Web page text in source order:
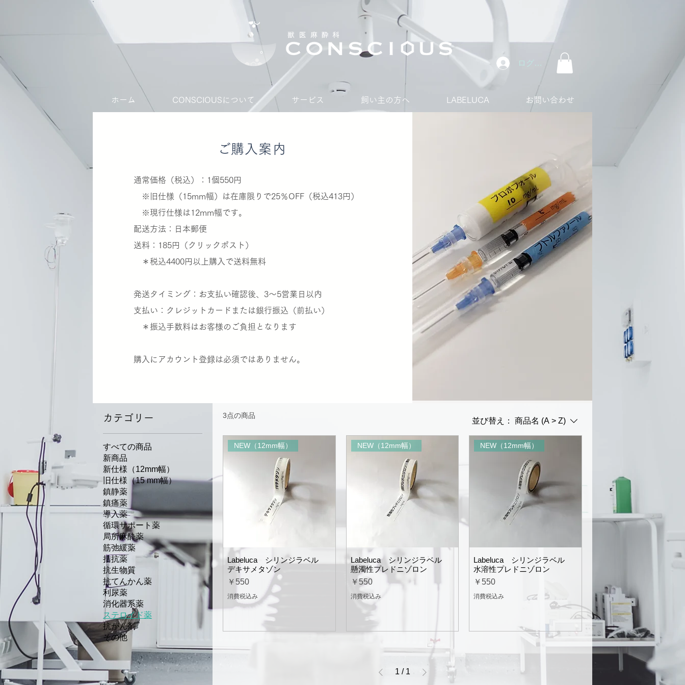
ログイン
ホーム CONSCIOUSについて サービス 飼い主の方へ LABELUCA お問い合わせ
​ご購入案内
通常価格（税込）：1個550円
※旧仕様（15mm幅）は在庫限りで25％OFF（税込413円）
※現行仕様は12mm幅です。
​配送方法：日本郵便
送料：185円（クリックポスト）
＊税込4400円以上購入で送料無料
発送タイミング：お支払い確認後、3〜5営業日以内
支払い：クレジットカードまたは銀行振込（前払い）
＊振込手数料はお客様のご負担となります
​購入にアカウント登録は必須ではありません。
カテゴリー
すべての商品
新商品
新仕様（12mm幅）
旧仕様（15 mm幅）
鎮静薬
鎮痛薬
導入薬
循環サポート薬
局所麻酔薬
筋弛緩薬
拮抗薬
抗生物質
抗てんかん薬
利尿薬
消化器系薬
ステロイド薬
抗がん剤
その他
3点の商品
並び替え： 商品名 (A > Z)
NEW（12mm幅）
Labeluca シリンジラベル
デキサメタゾン
価格
￥550
消費税込み
NEW（12mm幅）
Labeluca シリンジラベル
懸濁性プレドニゾロン
価格
￥550
消費税込み
NEW（12mm幅）
Labeluca シリンジラベル
水溶性プレドニゾロン
価格
￥550
消費税込み
1 / 1